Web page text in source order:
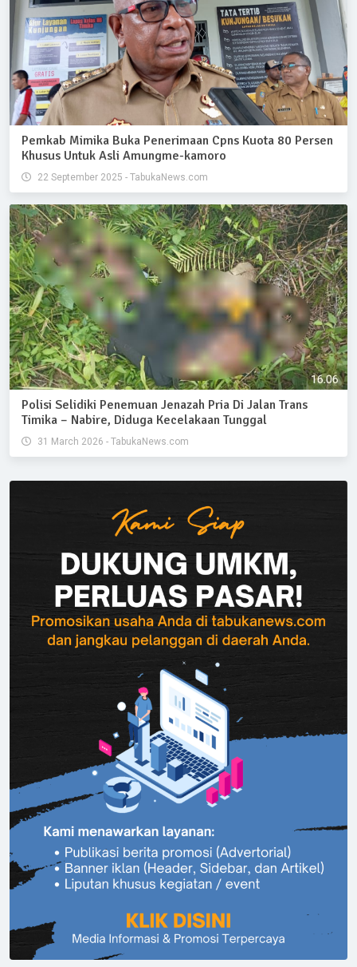
Pemkab Mimika Buka Penerimaan Cpns Kuota 80 Persen
Khusus Untuk Asli Amungme-kamoro
22 September 2025 - TabukaNews.com
Polisi Selidiki Penemuan Jenazah Pria Di Jalan Trans
Timika – Nabire, Diduga Kecelakaan Tunggal
31 March 2026 - TabukaNews.com